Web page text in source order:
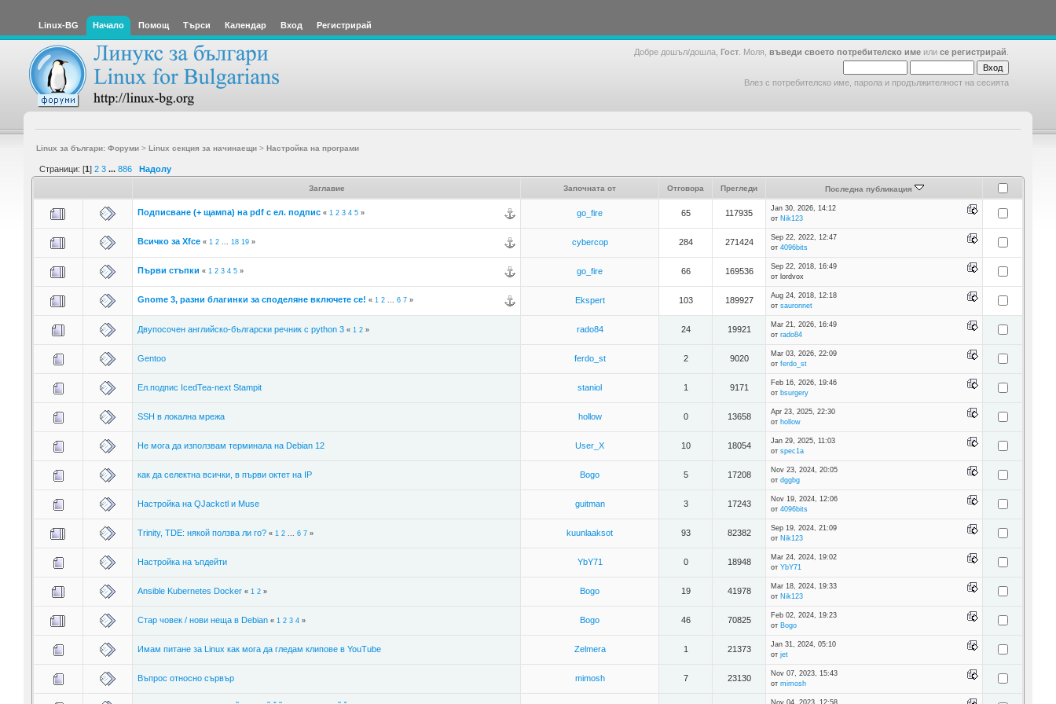
Linux-BG Начало Помощ Търси Календар Вход Регистрирай
Добре дошъл/дошла, Гост . Моля, въведи своето потребителско име или се регистрирай
Влез с потребителско име, парола и продължителност на сесията
Linux за българи: Форуми> Linux секция за начинаещи> Настройка на програми
Страници: [1] 2 3 ... 886 Надолу
Заглавие Започната от Отговора Прегледи Последна публикация
Подписване (+ щампа) на pdf с ел. подпис « 1 2 3 4 5» go_fire 65 117935
Jan 30, 2026, 14:12
от Nik123
Всичко за Xfce « 1 2... 18 19» cybercop 284 271424
Sep 22, 2022, 12:47
от 4096bits
Първи стъпки « 1 2 3 4 5» go_fire 66 169536
Sep 22, 2018, 16:49
от lordvox
Gnome 3, разни благинки за споделяне включете се! « 1 2... 6 7» Ekspert 103 189927
Aug 24, 2018, 12:18
от sauronnet
Двупосочен английско-български речник с python 3 « 1 2» rado84 24 19921
Mar 21, 2026, 16:49
от rado84
Gentoo ferdo_st 2 9020
Mar 03, 2026, 22:09
от ferdo_st
Ел.подпис IcedTea-next Stampit staniol 1 9171
Feb 16, 2026, 19:46
от bsurgery
SSH в локална мрежа hollow 0 13658
Apr 23, 2025, 22:30
от hollow
Не мога да използвам терминала на Debian 12 User_X 10 18054
Jan 29, 2025, 11:03
от spec1a
как да селектна всички, в първи октет на IP Bogo 5 17208
Nov 23, 2024, 20:05
от dggbg
Настройка на QJackctl и Muse guitman 3 17243
Nov 19, 2024, 12:06
от 4096bits
Trinity, TDE: някой ползва ли го? « 1 2... 6 7» kuunlaaksot 93 82382
Sep 19, 2024, 21:09
от Nik123
Настройка на ъпдейти YbY71 0 18948
Mar 24, 2024, 19:02
от YbY71
Ansible Kubernetes Docker « 1 2» Bogo 19 41978
Mar 18, 2024, 19:33
от Nik123
Стар човек / нови неща в Debian « 1 2 3 4» Bogo 46 70825
Feb 02, 2024, 19:23
от Bogo
Имам питане за Linux как мога да гледам клипове в YouTube Zelmera 1 21373
Jan 31, 2024, 05:10
от jet
Въпрос относно сървър mimosh 7 23130
Nov 07, 2023, 15:43
от mimosh
Nov 04, 2023, 12:58